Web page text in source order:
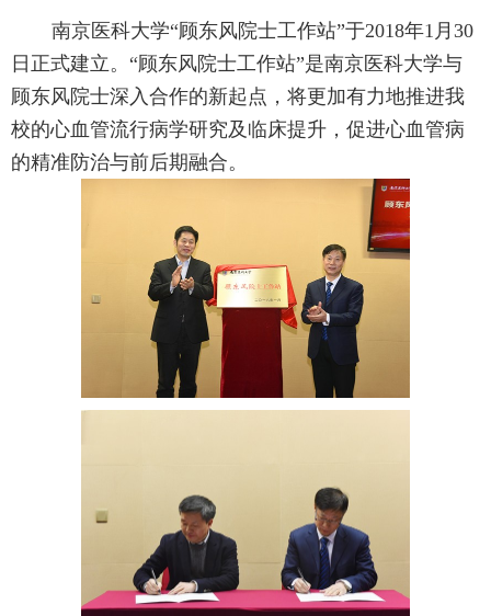
南京医科大学“顾东风院士工作站”于2018年1 月30
日正式建立。“顾东风院士工作站”是南京医科大学与
顾东风院士深入合作的新起点，将更加有力地推进我
校的心血管流行病学研究及临床提升，促进心血管病
的精准防治与前后期融合。